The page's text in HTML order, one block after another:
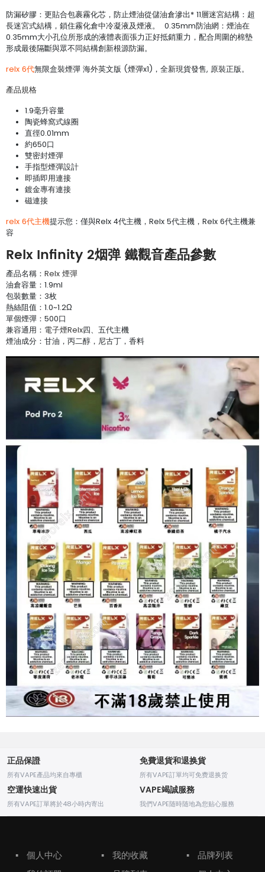
防漏矽膠：更貼合包裹霧化芯，防止煙油從儲油倉滲出* 11層迷宮結構：超
長迷宮式結構，鎖住霧化倉中冷凝液及煙液。 0.35mm防油網：煙油在
0.35mm大小孔位所形成的液體表面張力正好抵銷重力，配合周圍的棉墊
形成最後隔斷與眾不同結構創新根源防漏。
relx 6代無限盒裝煙彈 海外英文版 (煙彈x1)，全新現貨發售, 原裝正版。
產品規格
1.9毫升容量
陶瓷蜂窩式線圈
直徑0.01mm
約650口
雙密封煙彈
手指型煙彈設計
即插即用連接
鍍金專有連接
磁連接
relx 6代主機提示您：僅與Relx 4代主機，Relx 5代主機，Relx 6代主機兼
容
Relx Infinity 2烟弹 鐵觀音產品參數
產品名稱： Relx 煙彈
油倉容量：1.9ml
包裝數量：3枚
熱絲阻值：1.0~1.2Ω
單個煙彈：500口
兼容通用： 電子煙Relx四、五代主機
煙油成分：甘油，丙二醇，尼古丁，香料
正品保證
所有VAPE產品均來自專櫃
免費退貨和退换貨
所有VAPE訂單均可免费退换货
空運快速出貨
所有VAPE訂單將於48小時内寄出
VAPE竭誠服務
我們VAPE随時随地為您贴心服務
▪
個人中心
▪
我的收藏
▪
品牌列表